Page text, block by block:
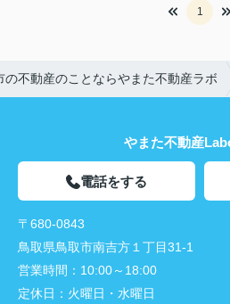
1
の不動産のことならやまた不動産ラボ
やまた不動産
電話をする
〒680-0843
鳥取県鳥取市南吉方１丁目31-1
営業時間： 10:00～18:00
定休日： 火曜日・水曜日